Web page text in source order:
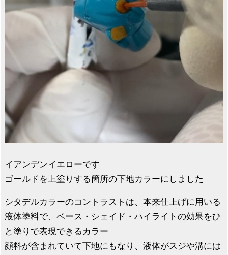
イアンデンイエローです
ゴールドを上塗りする箇所の下地カラーにしました
シタデルカラーのコントラストは、本来仕上げに用いる
液体塗料で、ベース・シェイド・ハイライトの効果をひ
と塗りで表現できるカラー
顔料が含まれていて下地にもなり、液体がスジや溝には